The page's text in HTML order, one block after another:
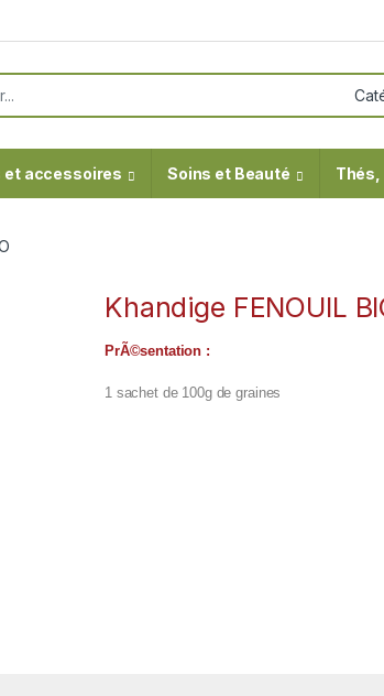
et accessoires Soins et Beauté Thés,
Khandige FENOUIL
PrÃ©sentation :
1 sachet de 100g de graines